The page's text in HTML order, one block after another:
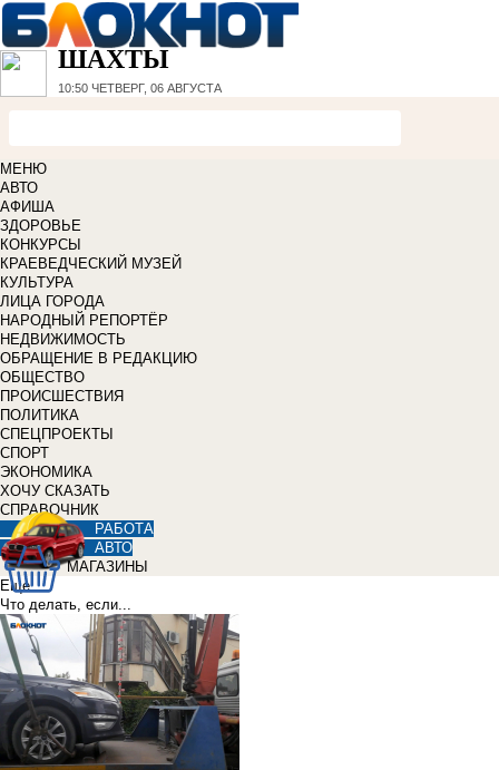
ШАХТЫ
10:50 ЧЕТВЕРГ, 06 АВГУСТА
МЕНЮ
АВТО
АФИША
ЗДОРОВЬЕ
КОНКУРСЫ
КРАЕВЕДЧЕСКИЙ МУЗЕЙ
КУЛЬТУРА
ЛИЦА ГОРОДА
НАРОДНЫЙ РЕПОРТЁР
НЕДВИЖИМОСТЬ
ОБРАЩЕНИЕ В РЕДАКЦИЮ
ОБЩЕСТВО
ПРОИСШЕСТВИЯ
ПОЛИТИКА
СПЕЦПРОЕКТЫ
СПОРТ
ЭКОНОМИКА
ХОЧУ СКАЗАТЬ
СПРАВОЧНИК
РАБОТА
АВТО
МАГАЗИНЫ
Еще
Что делать, если...